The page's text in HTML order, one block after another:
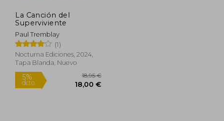
La Canción del
Superviviente
Paul Tremblay
(1)
Nocturna Ediciones, 2024,
Tapa Blanda, Nuevo